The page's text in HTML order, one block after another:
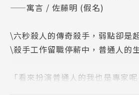
——寓言 / 佐藤明 (假名)
\六秒殺人的傳奇殺手，弱點卻是
\殺手工作留職停薪中，普通人的
「看來扮演普通人的我也是專家呢